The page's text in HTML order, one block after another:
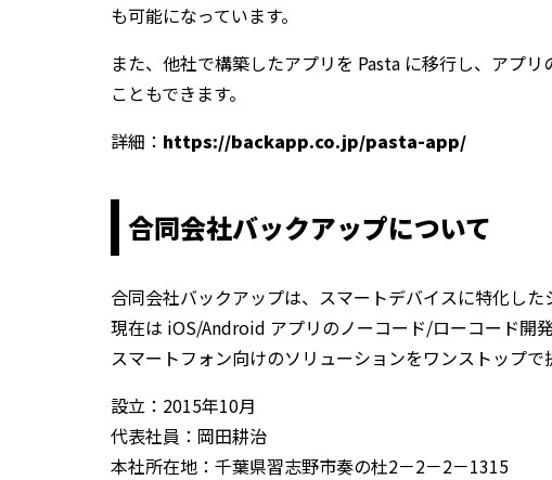
も可能になっています。
また、他社で構築したアプリを Pasta に移行し、アプ
こともできます。
詳細： https://backapp.co.jp/pasta-app/
合同会社バックアップについて
合同会社バックアップは、スマートデバイスに特化した
現在は iOS/Android アプリのノーコード/ローコード開
スマートフォン向けのソリューションをワンストップ
設立：2015年10月
代表社員：岡田耕治
本社所在地：千葉県習志野市奏の杜2－2－2－1315